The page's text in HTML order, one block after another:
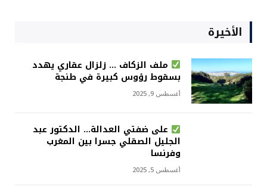
الأخيرة
ملف الزكاف … زلزال عقاري يهدد
بسقوط رؤوس كبيرة في طنجة
أغسطس 9, 2025
على ضفتي العدالة… الدكتور عبد
الجليل الصقلي جسرا بين المغرب
وفرنسا
أغسطس 5, 2025